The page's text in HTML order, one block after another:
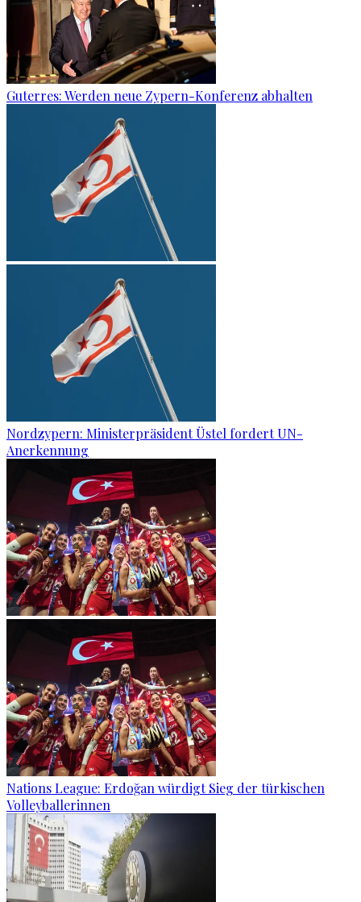
Guterres: Werden neue Zypern-Konferenz abhalten
Nordzypern: Ministerpräsident Üstel fordert UN-
Anerkennung
Nations League: Erdoğan würdigt Sieg der türkischen
Volleyballerinnen